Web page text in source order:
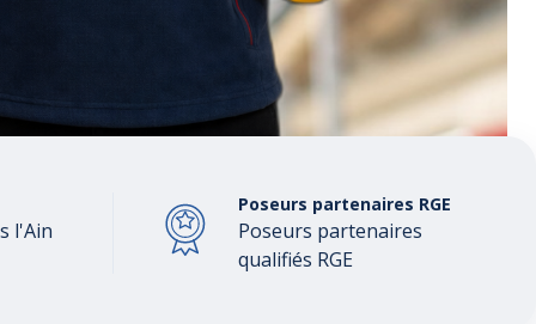
l'Ain
Poseurs partenaires RGE
Poseurs partenaires
qualifiés RGE